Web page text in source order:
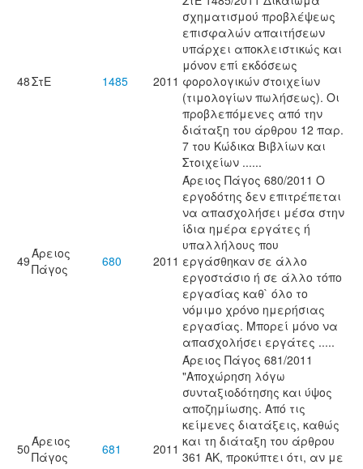
48ΣτΕ 1485 2011
σχηματισμού προβλέψεως
επισφαλών απαιτήσεων
υπάρχει αποκλειστικώς και
μόνον επί εκδόσεως
φορολογικών στοιχείων
(τιμολογίων πωλήσεως). Οι
προβλεπόμενες από την
διάταξη του άρθρου 12 παρ.
7 του Κώδικα Βιβλίων και
Στοιχείων ......
49Άρειος
Πάγος
680 2011
Άρειος Πάγος 680/2011 Ο
εργοδότης δεν επιτρέπεται
να απασχολήσει μέσα στην
ίδια ημέρα εργάτες ή
υπαλλήλους που
εργάσθηκαν σε άλλο
εργοστάσιο ή σε άλλο τόπο
εργασίας καθ` όλο το
νόμιμο χρόνο ημερήσιας
εργασίας. Μπορεί μόνο να
απασχολήσει εργάτες .....
50Άρειος
Πάγος
681 2011
Άρειος Πάγος 681/2011
"Αποχώρηση λόγω
συνταξιοδότησης και ύψος
αποζημίωσης. Από τις
κείμενες διατάξεις, καθώς
και τη διάταξη του άρθρου
361 ΑΚ, προκύπτει ότι, αν με